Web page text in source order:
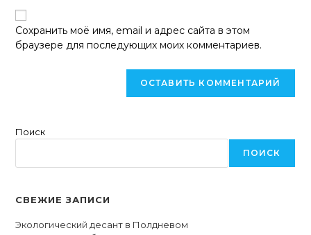
сайта
(необязательно)
Сохранить моё имя, email и адрес сайта в этом
браузере для последующих моих комментариев.
Поиск
ПОИСК
СВЕЖИЕ ЗАПИСИ
Экологический десант в Полдневом